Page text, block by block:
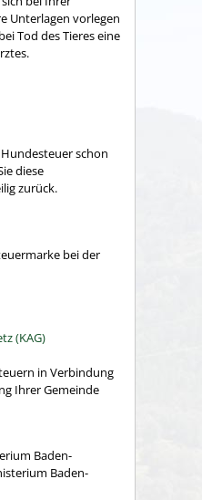
Unterlagen vorlegen
Tod des Tieres eine
schon
diese
zurück.
bei der
(KAG)
in Verbindung
Ihrer Gemeinde
Baden-
Baden-